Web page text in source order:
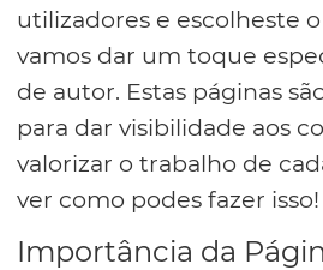
utilizadores e escolheste
vamos dar um toque
de autor. Estas páginas
para dar visibilidade aos
valorizar o trabalho de
ver como podes fazer isso!
Importância da